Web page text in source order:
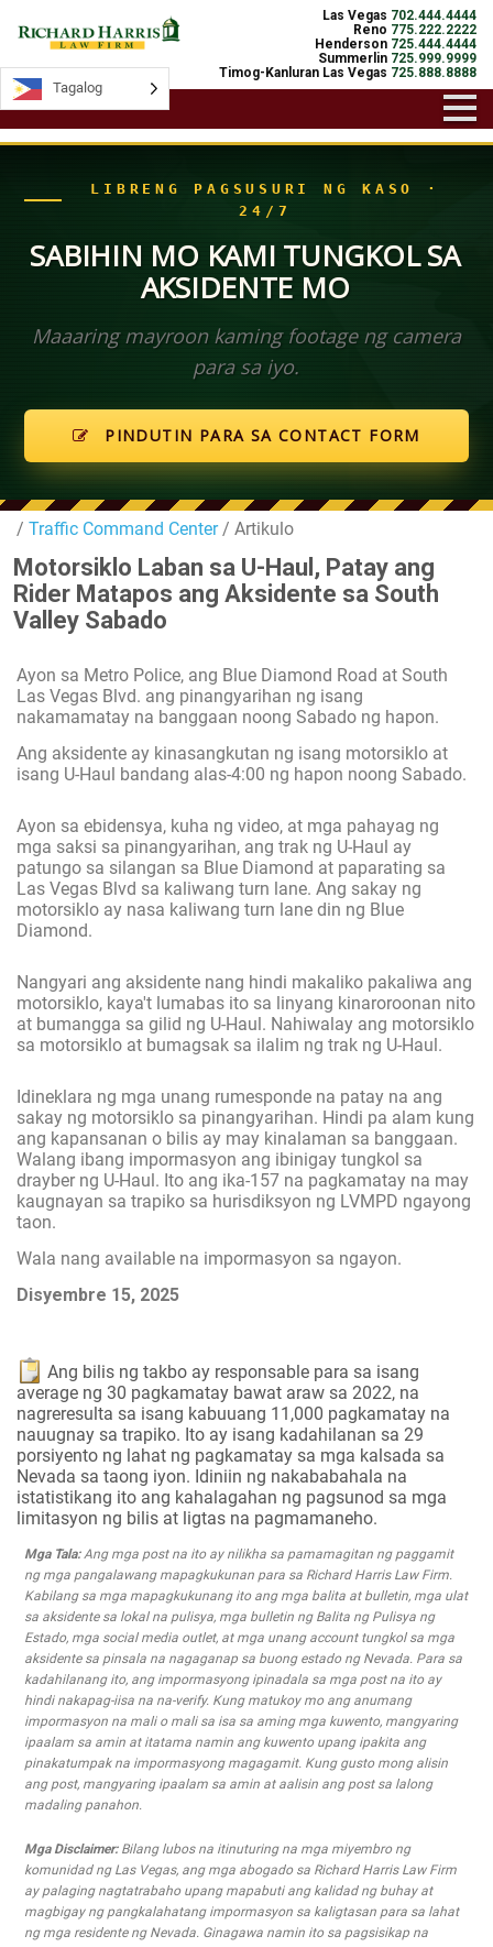
Las Vegas 702.444.4444
Reno 775.222.2222
Henderson 725.444.4444
Summerlin 725.999.9999
Timog-Kanluran Las Vegas 725.888.8888
LIBRENG PAGSUSURI NG KASO ·
24/7
SABIHIN MO KAMI TUNGKOL SA
AKSIDENTE MO
Maaaring mayroon kaming footage ng camera
para sa iyo.
PINDUTIN PARA SA CONTACT FORM
/ Traffic Command Center/ Artikulo
Motorsiklo Laban sa U-Haul, Patay ang
Rider Matapos ang Aksidente sa South
Valley Sabado
Ayon sa Metro Police, ang Blue Diamond Road at South
Las Vegas Blvd. ang pinangyarihan ng isang
nakamamatay na banggaan noong Sabado ng hapon.
Ang aksidente ay kinasangkutan ng isang motorsiklo at
isang U-Haul bandang alas-4:00 ng hapon noong Sabado.
Ayon sa ebidensya, kuha ng video, at mga pahayag ng
mga saksi sa pinangyarihan, ang trak ng U-Haul ay
patungo sa silangan sa Blue Diamond at paparating sa
Las Vegas Blvd sa kaliwang turn lane. Ang sakay ng
motorsiklo ay nasa kaliwang turn lane din ng Blue
Diamond.
Nangyari ang aksidente nang hindi makaliko pakaliwa ang
motorsiklo, kaya't lumabas ito sa linyang kinaroroonan nito
at bumangga sa gilid ng U-Haul. Nahiwalay ang motorsiklo
sa motorsiklo at bumagsak sa ilalim ng trak ng U-Haul.
Idineklara ng mga unang rumesponde na patay na ang
sakay ng motorsiklo sa pinangyarihan. Hindi pa alam kung
ang kapansanan o bilis ay may kinalaman sa banggaan.
Walang ibang impormasyon ang ibinigay tungkol sa
drayber ng U-Haul. Ito ang ika-157 na pagkamatay na may
kaugnayan sa trapiko sa hurisdiksyon ng LVMPD ngayong
taon.
Wala nang available na impormasyon sa ngayon.
Disyembre 15, 2025
Ang bilis ng takbo ay responsable para sa isang
average ng 30 pagkamatay bawat araw sa 2022, na
nagreresulta sa isang kabuuang 11,000 pagkamatay na
nauugnay sa trapiko. Ito ay isang kadahilanan sa 29
porsiyento ng lahat ng pagkamatay sa mga kalsada sa
Nevada sa taong iyon. Idiniin ng nakababahala na
istatistikang ito ang kahalagahan ng pagsunod sa mga
limitasyon ng bilis at ligtas na pagmamaneho.
Mga Tala:Ang mga post na ito ay nilikha sa pamamagitan ng paggamit
ng mga pangalawang mapagkukunan para sa Richard Harris Law Firm.
Kabilang sa mga mapagkukunang ito ang mga balita at bulletin, mga ulat
sa aksidente sa lokal na pulisya, mga bulletin ng Balita ng Pulisya ng
Estado, mga social media outlet, at mga unang account tungkol sa mga
aksidente sa pinsala na nagaganap sa buong estado ng Nevada. Para sa
kadahilanang ito, ang impormasyong ipinadala sa mga post na ito ay
hindi nakapag-iisa na na-verify. Kung matukoy mo ang anumang
impormasyon na mali o mali sa isa sa aming mga kuwento, mangyaring
ipaalam sa amin at itatama namin ang kuwento upang ipakita ang
pinakatumpak na impormasyong magagamit. Kung gusto mong alisin
ang post, mangyaring ipaalam sa amin at aalisin ang post sa lalong
madaling panahon.
Mga Disclaimer:Bilang lubos na itinuturing na mga miyembro ng
komunidad ng Las Vegas, ang mga abogado sa Richard Harris Law Firm
ay palaging nagtatrabaho upang mapabuti ang kalidad ng buhay at
magbigay ng pangkalahatang impormasyon sa kaligtasan para sa lahat
ng mga residente ng Nevada. Ginagawa namin ito sa pagsisikap na
Tagalog
Tagalog